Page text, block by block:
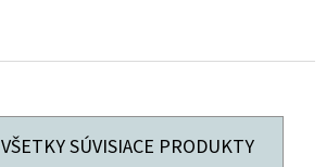
SÚVISIACE PRODUKTY